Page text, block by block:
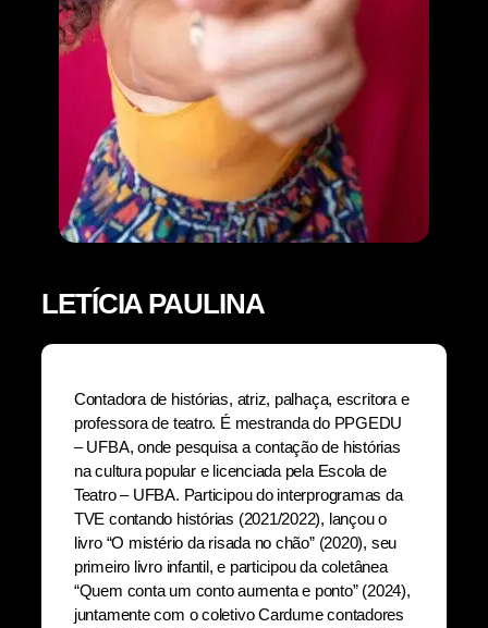
LETÍCIA PAULINA
Contadora de histórias, atriz, palhaça, escritora e
professora de teatro. É mestranda do PPGEDU
– UFBA, onde pesquisa a contação de histórias
na cultura popular e licenciada pela Escola de
Teatro – UFBA. Participou do interprogramas da
TVE contando histórias (2021/2022), lançou o
livro “O mistério da risada no chão” (2020), seu
primeiro livro infantil, e participou da coletânea
“Quem conta um conto aumenta e ponto” (2024),
juntamente com o coletivo Cardume contadores